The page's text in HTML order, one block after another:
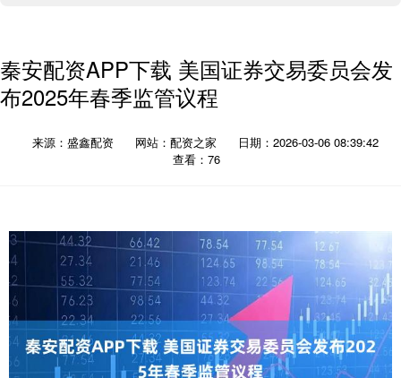
秦安配资APP下载 美国证券交易委员会发
布2025年春季监管议程
来源：盛鑫配资 网站：配资之家
日期：2026-03-06 08:39:42
查看：76